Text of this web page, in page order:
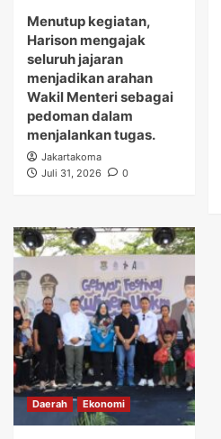
Menutup kegiatan,
Harison mengajak
seluruh jajaran
menjadikan arahan
Wakil Menteri sebagai
pedoman dalam
menjalankan tugas.
Jakartakoma
Juli 31, 2026
0
Daerah Ekonomi